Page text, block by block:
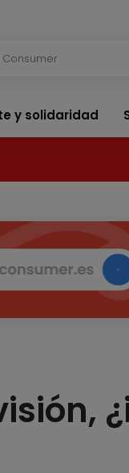
y solidaridad